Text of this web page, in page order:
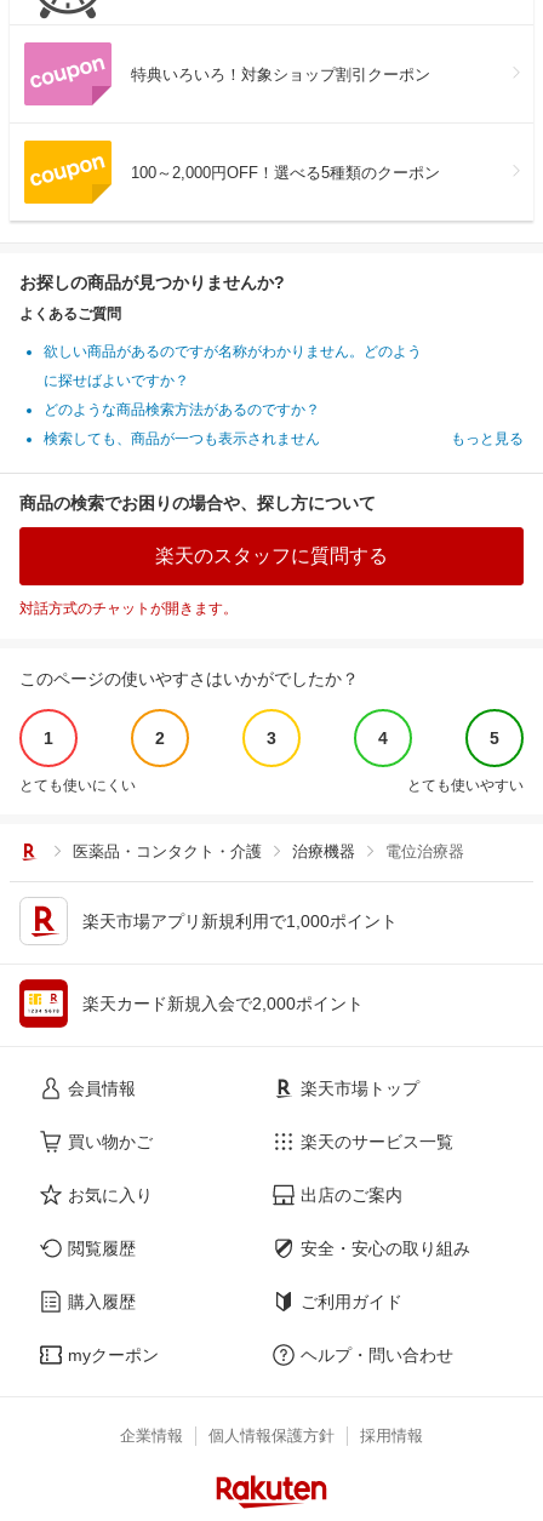
特典いろいろ！対象ショップ割引クーポン
100～2,000円OFF！選べる5種類のクーポン
お探しの商品が見つかりませんか?
よくあるご質問
欲しい商品があるのですが名称がわかりません。どのよう
に探せばよいですか？
どのような商品検索方法があるのですか？
検索しても、商品が一つも表示されません
もっと見る
商品の検索でお困りの場合や、探し方について
楽天のスタッフに質問する
対話方式のチャットが開きます。
このページの使いやすさはいかがでしたか？
1 2 3 4 5
とても使いにくい とても使いやすい
医薬品・コンタクト・介護 治療機器 電位治療器
楽天市場アプリ新規利用で1,000ポイント
楽天カード新規入会で2,000ポイント
会員情報
買い物かご
お気に入り
閲覧履歴
購入履歴
myクーポン
楽天市場トップ
楽天のサービス一覧
出店のご案内
安全・安心の取り組み
ご利用ガイド
ヘルプ・問い合わせ
企業情報 個人情報保護方針 採用情報